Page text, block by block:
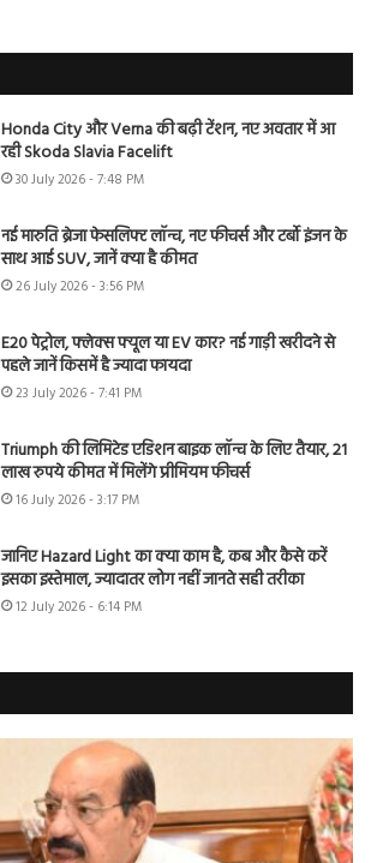
Honda City और Verna की बढ़ी टेंशन, नए अवतार में आ
रही Skoda Slavia Facelift
30 July 2026 - 7:48 PM
नई मारुति ब्रेजा फेसलिफ्ट लॉन्च, नए फीचर्स और टर्बो इंजन के
साथ आई SUV, जानें क्या है कीमत
26 July 2026 - 3:56 PM
E20 पेट्रोल, फ्लेक्स फ्यूल या EV कार? नई गाड़ी खरीदने से
पहले जानें किसमें है ज्यादा फायदा
23 July 2026 - 7:41 PM
Triumph की लिमिटेड एडिशन बाइक लॉन्च के लिए तैयार, 21
लाख रुपये कीमत में मिलेंगे प्रीमियम फीचर्स
16 July 2026 - 3:17 PM
जानिए Hazard Light का क्या काम है, कब और कैसे करें
इसका इस्तेमाल, ज्यादातर लोग नहीं जानते सही तरीका
12 July 2026 - 6:14 PM